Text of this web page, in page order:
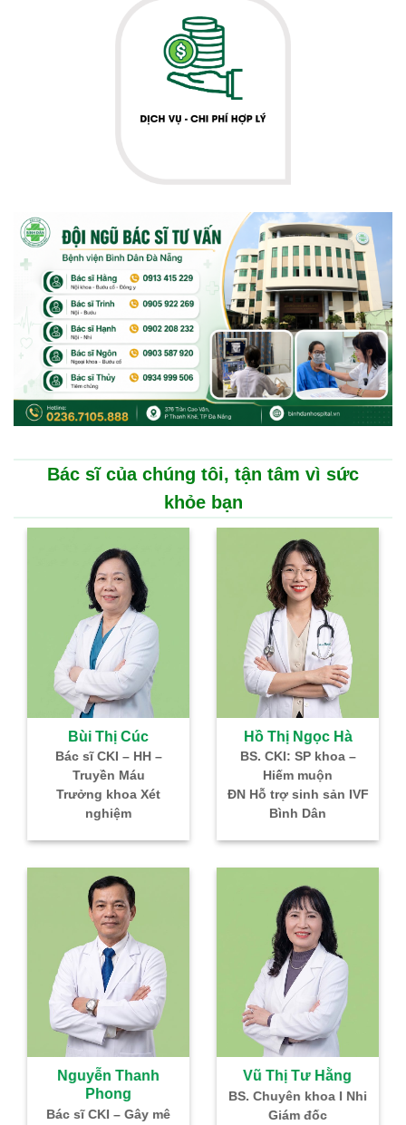
Bác sĩ của chúng tôi, tận tâm vì sức
khỏe bạn
Bùi Thị Cúc
Bác sĩ CKI – HH –
Truyền Máu
Trưởng khoa Xét
nghiệm
Hồ Thị Ngọc Hà
BS. CKI: SP khoa –
Hiếm muộn
ĐN Hỗ trợ sinh sản IVF
Bình Dân
Nguyễn Thanh
Phong
Bác sĩ CKI – Gây mê
Vũ Thị Tư Hằng
BS. Chuyên khoa I Nhi
Giám đốc